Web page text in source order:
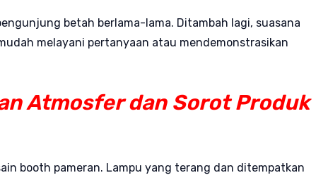
betah berlama-lama. Ditambah lagi, suasana
melayani pertanyaan atau mendemonstrasikan
Atmosfer dan Sorot Produk
booth pameran. Lampu yang terang dan ditempatkan